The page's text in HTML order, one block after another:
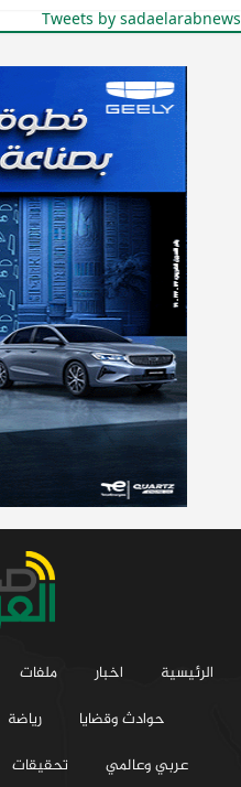
Tweets by sadaelarabnews
الرئيسية اخبار ملفات
حوادث وقضايا
رياضة
عربي وعالمي
تحقيقات